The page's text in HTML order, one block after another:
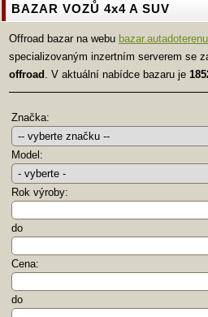
BAZAR VOZŮ 4x4 A SUV
Offroad bazar na webu
specializovaným inzertním serverem se
offroad . V aktuální nabídce bazaru je
Značka:
Model:
Rok výroby:
do
Cena:
do